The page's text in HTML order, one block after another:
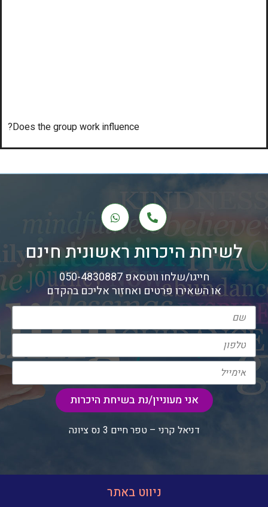
Does the group work influence?
לשיחת היכרות ראשונית חינם
חייגו/שלחו ווטסאפ 050-4830887
או השאירו פרטים ואחזור אליכם בהקדם
אני מעוניין/נת בשיחת היכרות
דניאל קרני – טפר חיים 3 נס ציונה
ניווט באתר